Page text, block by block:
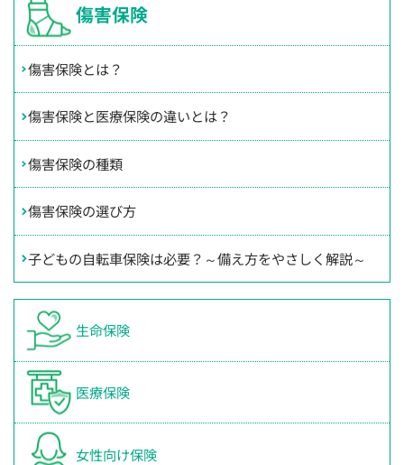
傷害保険
傷害保険とは？
傷害保険と医療保険の違いとは？
傷害保険の種類
傷害保険の選び方
子どもの自転車保険は必要？～備え方をやさしく解説～
生命保険
医療保険
女性向け保険